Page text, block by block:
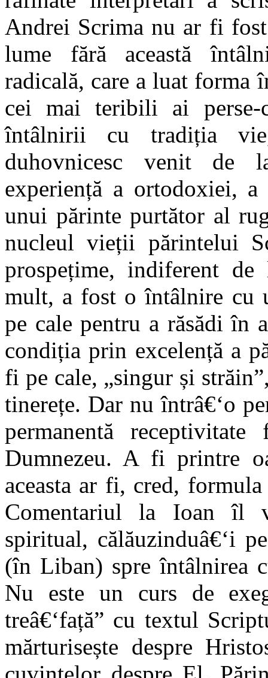
Andrei Scrima nu ar fi
lume fără această
radicală, care a luat forma
cei mai teribili ai perse-
întâlnirii cu tradiția
duhovnicesc venit de
experiență a ortodoxiei,
unui părinte purtător al
nucleul vieții părintelui
prospețime, indiferent
mult, a fost o întâlnire cu
pe cale pentru a răsădi în
condiția prin excelență a
fi pe cale, „singur și
tinerețe. Dar nu întrâ€‘o
permanentă
Dumnezeu. A fi printre
aceasta ar fi, cred,
Comentariul la Ioan îl
spiritual, călăuzinduâ€‘i
(în Liban) spre întâlnirea
Nu este un curs de
treâ€‘față” cu textul
mărturisește despre